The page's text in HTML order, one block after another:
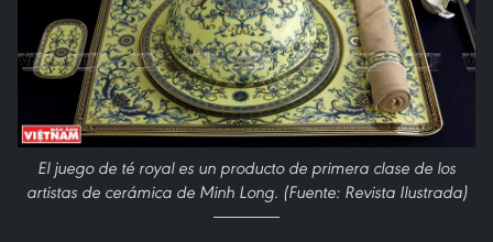
El juego de té royal es un producto de primera clase de los
artistas de cerámica de Minh Long. (Fuente: Revista Ilustrada)